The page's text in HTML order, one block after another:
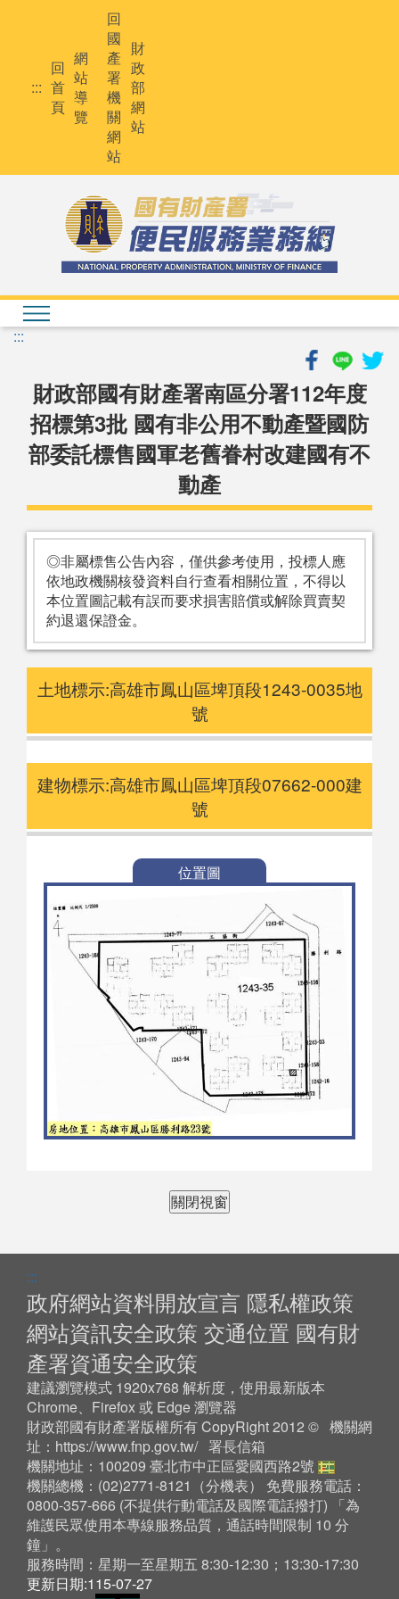
:::
回
首
頁
網
站
導
覽
回
國
產
署
機
關
網
站
財
政
部
網
站
:::
財政部國有財產署南區分署112年度
招標第3批 國有非公用不動產暨國防
部委託標售國軍老舊眷村改建國有不
動產
◎非屬標售公告內容，僅供參考使用，投標人應
依地政機關核發資料自行查看相關位置，不得以
本位置圖記載有誤而要求損害賠償或解除買賣契
約退還保證金。
土地標示:高雄市鳳山區埤頂段1243-0035地
號
建物標示:高雄市鳳山區埤頂段07662-000建
號
位置圖
關閉視窗
:::
政府網站資料開放宣言 隱私權政策
網站資訊安全政策 交通位置 國有財
產署資通安全政策
建議瀏覽模式 1920x768 解析度，使用最新版本
Chrome、Firefox 或 Edge 瀏覽器
財政部國有財產署版權所有 CopyRight 2012 © 機關網
址： https://www.fnp.gov.tw/ 署長信箱
機關地址：100209 臺北市中正區愛國西路2號
機關總機：(02)2771-8121（分機表） 免費服務電話：
0800-357-666 (不提供行動電話及國際電話撥打) 「為
維護民眾使用本專線服務品質，通話時間限制 10 分
鐘」。
服務時間：星期一至星期五 8:30-12:30；13:30-17:30
更新日期:115-07-27